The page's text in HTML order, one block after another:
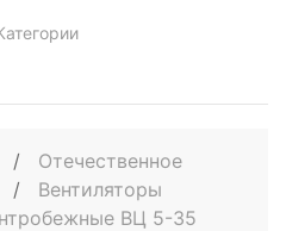
/
Отечественное
/
Вентиляторы
ВЦ 5-35